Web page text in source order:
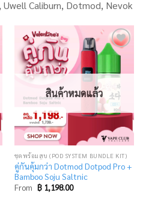
Caliburn, Dotmod, Nevok
Add
wishlist
สินค้าหมดแล้ว
ชุดพร้อมสูบ (POD SYSTEM BUNDLE KIT)
คู่กันคุ้มกว่า Dotmod Dotpod Pro +
Bamboo Soju Saltnic
From ฿1,198.00